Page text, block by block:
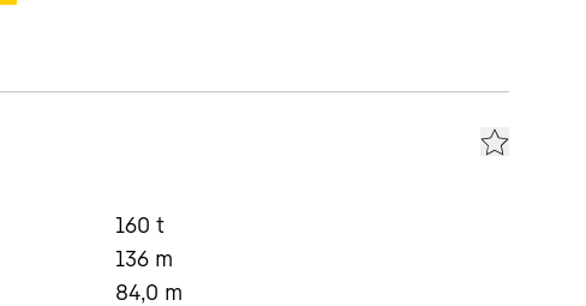
160 t
136 m
84,0 m